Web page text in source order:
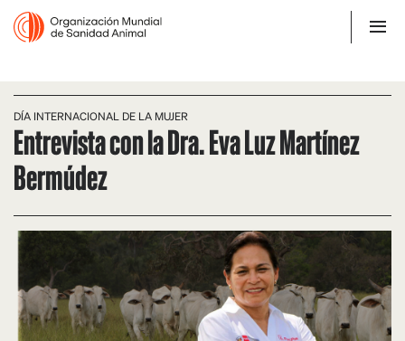
DÍA INTERNACIONAL DE LA MUJER
Entrevista con la Dra. Eva Luz Martínez
Bermúdez